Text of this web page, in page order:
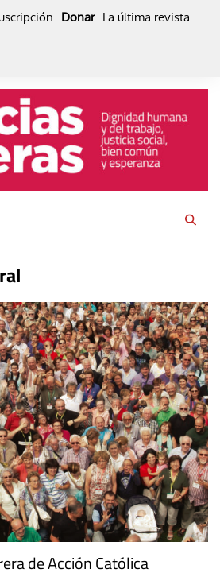
Donar La última revista
de Acción Católica